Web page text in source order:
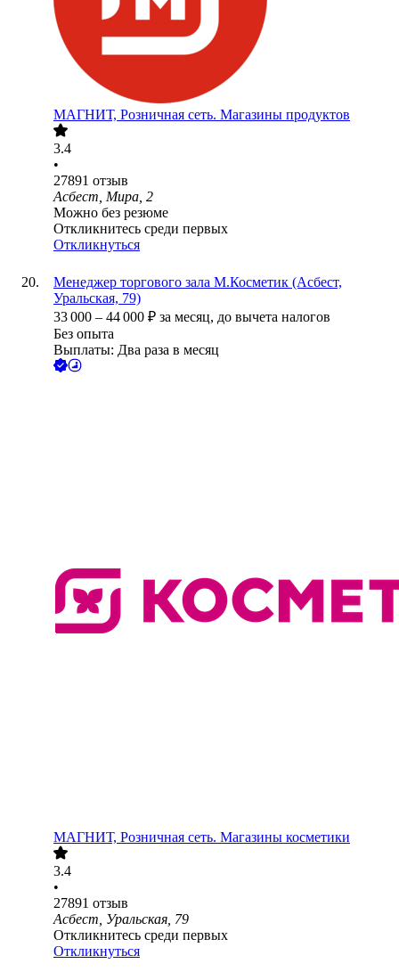
МАГНИТ, Розничная сеть. Магазины продуктов
3.4
•
27891 отзыв
Асбест, Мира, 2
Можно без резюме
Откликнитесь среди первых
Откликнуться
Менеджер торгового зала М.Косметик (Асбест,
Уральская, 79)
33 000 – 44 000 ₽ за месяц, до вычета налогов
Без опыта
Выплаты: Два раза в месяц
МАГНИТ, Розничная сеть. Магазины косметики
3.4
•
27891 отзыв
Асбест, Уральская, 79
Откликнитесь среди первых
Откликнуться